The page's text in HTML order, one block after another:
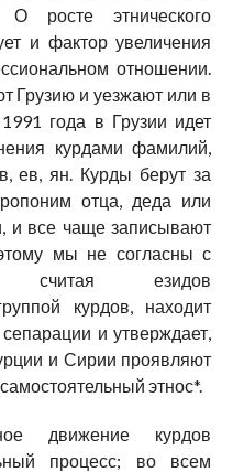
О росте этнического
и фактор увеличения
отношении.
Грузию и уезжают или в
года в Грузии идет
курдами фамилий,
ев, ян. Курды берут за
отца, деда или
и все чаще записывают
мы не согласны с
считая езидов
курдов, находит
и утверждает,
и Сирии проявляют
этнос*.
движение курдов
процесс; во всем